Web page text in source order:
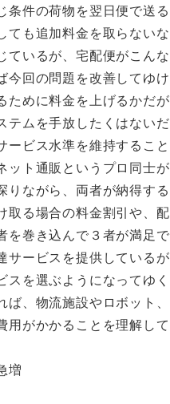
条件の荷物を翌日便で送
ても追加料金を取らない
ているが、宅配便がこん
回の問題を改善してゆ
ために料金を上げるかだ
テムを手放したくはない
ービス水準を維持すること
ト通販というプロ同士
りながら、両者が納得す
取る場合の料金割引や、
巻き込んで３者が満足
サービスを提供している
スを選ぶようになってゆ
ば、物流施設やロボット
用がかかることを理解し
増